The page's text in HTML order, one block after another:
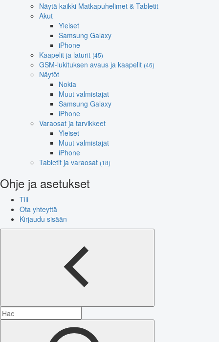
Näytä kaikki Matkapuhelimet & Tabletit
Akut
Yleiset
Samsung Galaxy
iPhone
Kaapelit ja laturit (45)
GSM-lukituksen avaus ja kaapelit (46)
Näytöt
Nokia
Muut valmistajat
Samsung Galaxy
iPhone
Varaosat ja tarvikkeet
Yleiset
Muut valmistajat
iPhone
Tabletit ja varaosat (18)
Ohje ja asetukset
Tili
Ota yhteyttä
Kirjaudu sisään